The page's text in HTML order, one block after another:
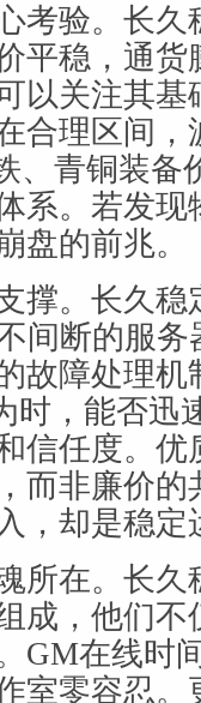
考验。长久
平稳，通货
以关注其基
合理区间，
、青铜装备
系。若发
盘的前兆。
撑。长久稳
间断的服
故障处理机
时，能否迅
信任度。
而非廉价的
，却是稳定
所在。长久
成，他们不
GM在线时
室零容忍。